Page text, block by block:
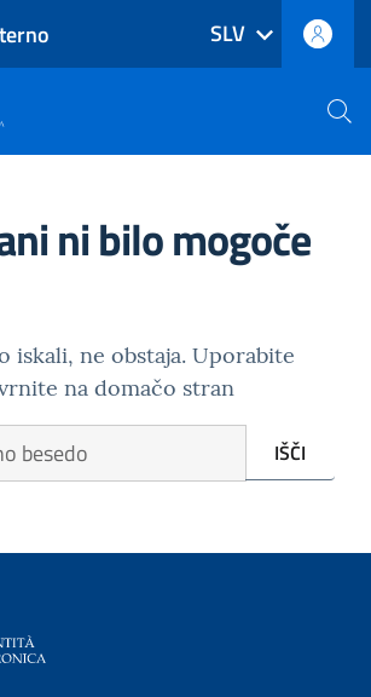
SLV
meniju
ni bilo mogoče
iskali, ne obstaja. Uporabite
na domačo stran
besedo IŠČI